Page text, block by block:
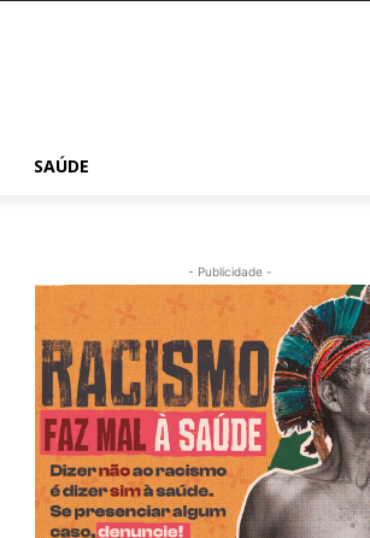
SAÚDE
- Publicidade -